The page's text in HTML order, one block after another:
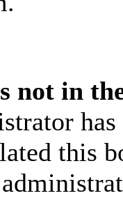
not in
this